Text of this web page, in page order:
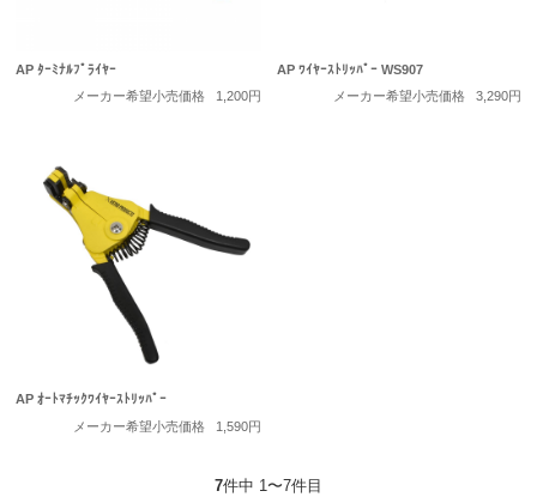
AP ﾀｰﾐﾅﾙﾌﾟﾗｲﾔｰ
メーカー希望小売価格
1,200円
AP ﾜｲﾔｰｽﾄﾘｯﾊﾟｰ WS907
メーカー希望小売価格
3,290円
AP ｵｰﾄﾏﾁｯｸﾜｲﾔｰｽﾄﾘｯﾊﾟｰ
メーカー希望小売価格
1,590円
7件中 1〜7件目